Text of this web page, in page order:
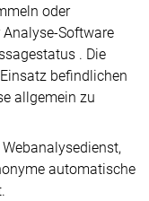
oder
Software
. Die
befindlichen
allgemein zu
automatische